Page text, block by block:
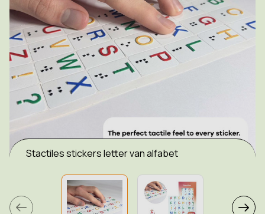
Stactiles stickers letter van alfabet